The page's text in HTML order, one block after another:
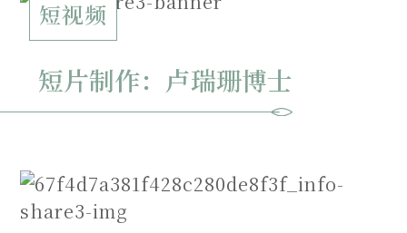
短视频
短片制作：卢瑞珊博士